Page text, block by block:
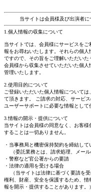
当サイトは会員様及び出演者
1.個人情報の収集について
当サイトでは、会員様にサービスを
報をお尋ねいたします。それらの個
ですので、その旨をご理解いただいた
会員様から収集させていただいた個
管理いたします。
2.使用目的について
ご登録いただいた個人情報について
て頂きます。 ご請求の対応、サービ
ユーザーサポートに必要な情報として
3.情報の開示・提供について
当サイトは会員様の同意なく、お客
することは一切ありません。
・当事務局と機密保持契約を締結し
（委託業務とは、請求処理、メール
・警察など官公署からの要請
・法律の適用を受ける場合
（当サイトは法律に基づく要請を受
権利、財産、安全を保護するため、
報を開示・提供することがあります。）